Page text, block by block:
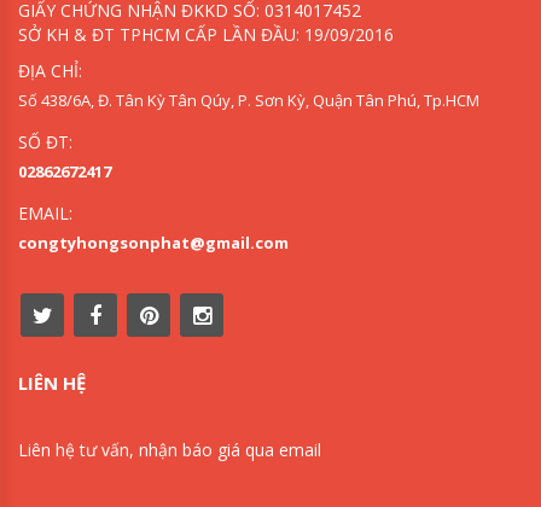
GIẤY CHỨNG NHẬN ĐKKD SỐ: 0314017452
SỞ KH & ĐT TPHCM CẤP LẦN ĐẦU: 19/09/2016
ĐỊA CHỈ:
Số 438/6A, Đ. Tân Kỳ Tân Qúy, P. Sơn Kỳ, Quận Tân Phú, Tp.HCM
SỐ ĐT:
02862672417
EMAIL:
congtyhongsonphat@gmail.com
LIÊN HỆ
Liên hệ tư vấn, nhận báo giá qua email